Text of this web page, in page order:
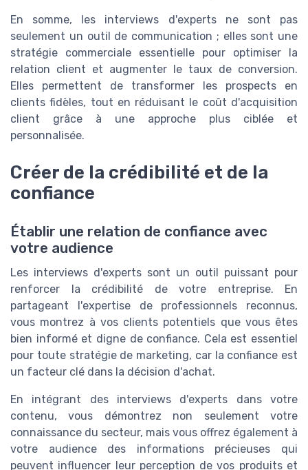
En somme, les interviews d'experts ne sont pas
seulement un outil de communication ; elles sont une
stratégie commerciale essentielle pour optimiser la
relation client et augmenter le taux de conversion.
Elles permettent de transformer les prospects en
clients fidèles, tout en réduisant le coût d'acquisition
client grâce à une approche plus ciblée et
personnalisée.
Créer de la crédibilité et de la
confiance
Établir une relation de confiance avec
votre audience
Les interviews d'experts sont un outil puissant pour
renforcer la crédibilité de votre entreprise. En
partageant l'expertise de professionnels reconnus,
vous montrez à vos clients potentiels que vous êtes
bien informé et digne de confiance. Cela est essentiel
pour toute stratégie de marketing, car la confiance est
un facteur clé dans la décision d'achat.
En intégrant des interviews d'experts dans votre
contenu, vous démontrez non seulement votre
connaissance du secteur, mais vous offrez également à
votre audience des informations précieuses qui
peuvent influencer leur perception de vos produits et